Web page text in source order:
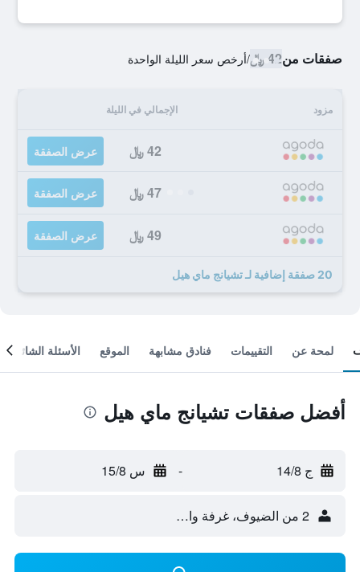
صفقات من42 ﷼ /أرخص سعر الليلة الواحدة
مزود الإجمالي في الليلة
42 ﷼ عرض الصفقة
47 ﷼ عرض الصفقة
49 ﷼ عرض الصفقة
20 صفقة إضافية لـ تشيانج ماي هيل
لمحة عن التقييمات فنادق مشابهة الموقع الأسئلة الشائعة
أفضل صفقات تشيانج ماي هيل
ج 14/8 - س 15/8
2 من الضيوف، غرفة واحدة